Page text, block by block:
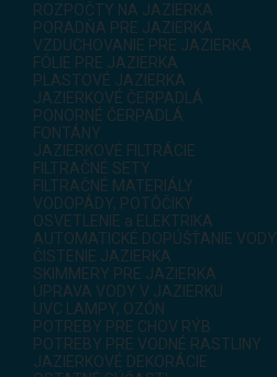
ROZPOČTY NA JAZIERKA
PORADŇA PRE JAZIERKA
VZDUCHOVANIE PRE JAZIERKA
FÓLIE PRE JAZIERKA
PLASTOVÉ JAZIERKA
JAZIERKOVÉ ČERPADLÁ
PONORNÉ ČERPADLÁ
FONTÁNY
JAZIERKOVÉ FILTRÁCIE
FILTRAČNÉ SETY
FILTRAČNÉ MATERIÁLY
VODOPÁDY, POTÔČIKY
OSVETLENIE a ELEKTRIKA
AUTOMATICKÉ DOPÚŠŤANIE VODY
ČISTENIE JAZIERKA
SKIMMERY PRE JAZIERKA
ÚPRAVA VODY V JAZIERKU
UVC LAMPY, OZÓN
POTREBY PRE CHOV RÝB
POTREBY PRE VODNÉ RASTLINY
JAZIERKOVÉ DEKORÁCIE